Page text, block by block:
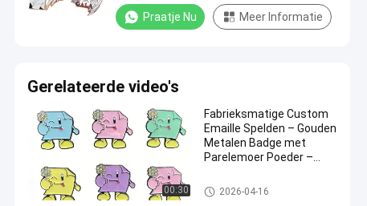
gepersonaliseerde branding
Praatje Nu Meer Informatie
Gerelateerde video's
00:30
Fabrieksmatige Custom
Emaille Spelden – Gouden
Metalen Badge met
Parelemoer Poeder –
Souvenir
de spelden van de douanereve
rs
2026-04-16